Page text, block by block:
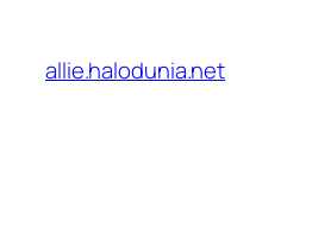
konten
allie.halodunia.net